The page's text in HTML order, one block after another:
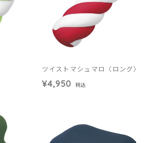
ツイストマシュマロ〈ロング〉
¥4,950 税込